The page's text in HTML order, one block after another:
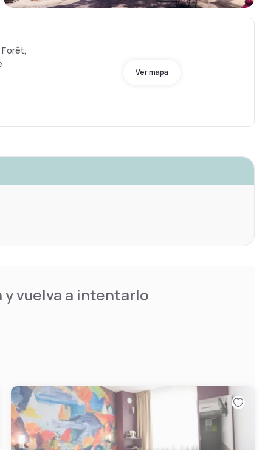
Ver mapa
vuelva a intentarlo